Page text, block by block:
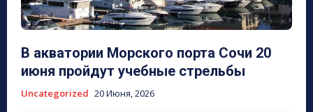
В акватории Морского порта Сочи 20
июня пройдут учебные стрельбы
Uncategorized 20 Июня, 2026